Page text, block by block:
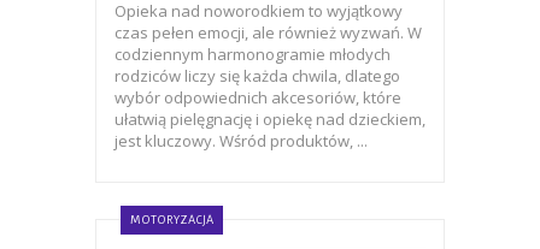
Opieka nad noworodkiem to wyjątkowy
czas pełen emocji, ale również wyzwań. W
codziennym harmonogramie młodych
rodziców liczy się każda chwila, dlatego
wybór odpowiednich akcesoriów, które
ułatwią pielęgnację i opiekę nad dzieckiem,
jest kluczowy. Wśród produktów, ...
MOTORYZACJA